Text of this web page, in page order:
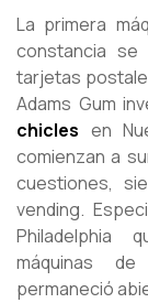
La primera
constancia se
tarjetas
Adams Gum
chicles en
comienzan a
cuestiones,
vending.
Philadelphia
máquinas de
permaneció